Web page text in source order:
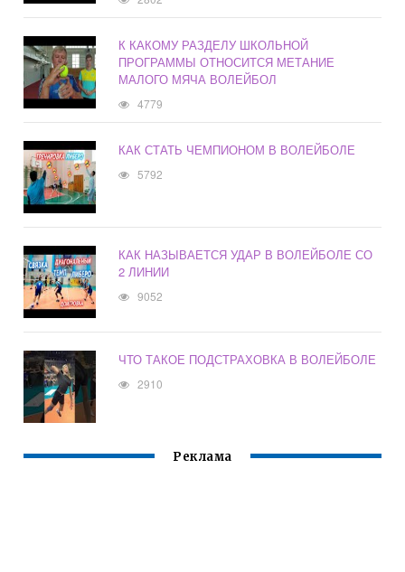
К КАКОМУ РАЗДЕЛУ ШКОЛЬНОЙ
ПРОГРАММЫ ОТНОСИТСЯ МЕТАНИЕ
МАЛОГО МЯЧА ВОЛЕЙБОЛ
4779
КАК СТАТЬ ЧЕМПИОНОМ В ВОЛЕЙБОЛЕ
5792
КАК НАЗЫВАЕТСЯ УДАР В ВОЛЕЙБОЛЕ СО
2 ЛИНИИ
9052
ЧТО ТАКОЕ ПОДСТРАХОВКА В ВОЛЕЙБОЛЕ
2910
Реклама